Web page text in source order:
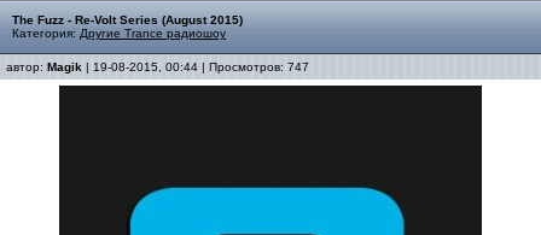
The Fuzz - Re-Volt Series (August 2015)
Категория: Другие Trance радиошоу
автор: Magik | 19-08-2015, 00:44 | Просмотров: 747